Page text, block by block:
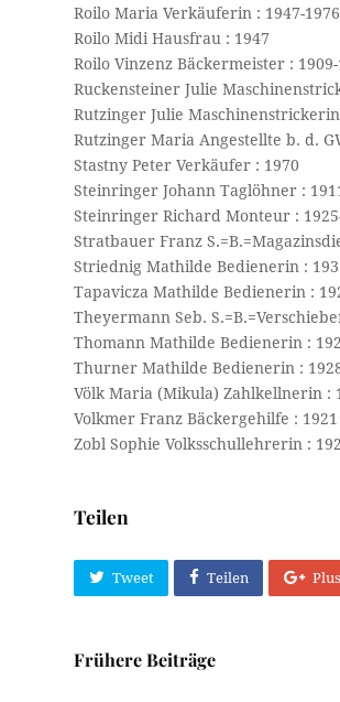
Roilo Maria Verkäuferin : 1947-1976
Roilo Midi Hausfrau : 1947
Roilo Vinzenz Bäckermeister :
Ruckensteiner Julie
Rutzinger Julie Maschinenstrickerin
Rutzinger Maria Angestellte b. d.
Stastny Peter Verkäufer : 1970
Steinringer Johann Taglöhner :
Steinringer Richard Monteur :
Stratbauer Franz
Striednig Mathilde Bedienerin :
Tapavicza Mathilde Bedienerin :
Theyermann Seb.
Thomann Mathilde Bedienerin :
Thurner Mathilde Bedienerin :
Völk Maria (Mikula) Zahlkellnerin :
Volkmer Franz Bäckergehilfe : 1921
Zobl Sophie Volksschullehrerin :
Teilen
Tweet Teilen
Frühere Beiträge